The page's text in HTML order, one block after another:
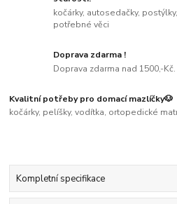
kočárky, autosedačky,
potřebné věci
Doprava zdarma !
Doprava zdarma nad 1500,-Kč.
Kvalitní potřeby pro domací mazlíčky🐶
kočárky, pelíšky, vodítka, ortopedické
Kompletní specifikace